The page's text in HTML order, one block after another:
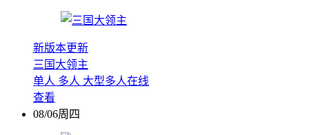
新版本更新
三国大领主
单人 多人 大型多人在线
查看
08/06周四